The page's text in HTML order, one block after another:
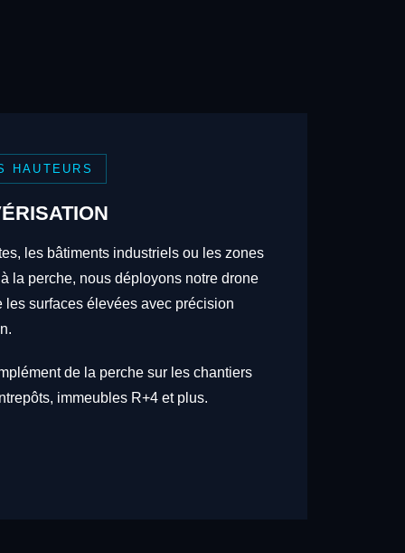
HAUTEURS
les bâtiments industriels ou les zones
la perche, nous déployons notre drone
les surfaces élevées avec précision
de la perche sur les chantiers
immeubles R+4 et plus.